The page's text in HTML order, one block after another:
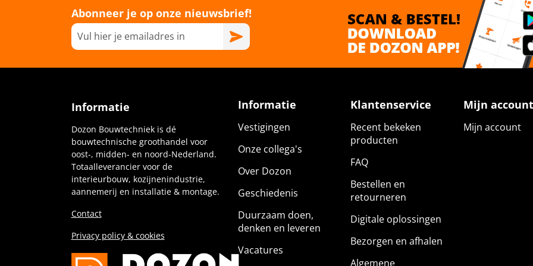
Abonneer je op onze nieuwsbrief!
Informatie
Dozon Bouwtechniek is dé
bouwtechnische groothandel voor
oost-, midden- en noord-Nederland.
Totaalleverancier voor de
interieurbouw, kozijnenindustrie,
aannemerij en installatie & montage.
Contact
Privacy policy & cookies
Informatie
Vestigingen
Onze collega's
Over Dozon
Geschiedenis
Duurzaam doen,
denken en leveren
Vacatures
Klantenservice
Recent bekeken
producten
FAQ
Bestellen en
retourneren
Digitale oplossingen
Bezorgen en afhalen
Algemene
Mijn account
Mijn account